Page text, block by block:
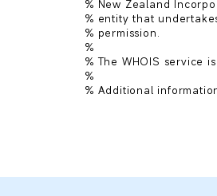
% New Zealand
% entity that
% permission.
%
% The WHOIS service
%